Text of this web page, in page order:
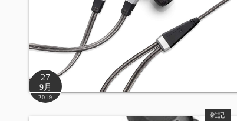
27
9月
2019
雑記